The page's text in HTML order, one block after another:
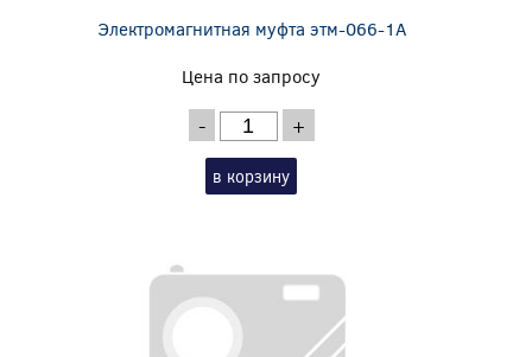
Электромагнитная муфта этм-066-1А
Цена по запросу
- +
в корзину